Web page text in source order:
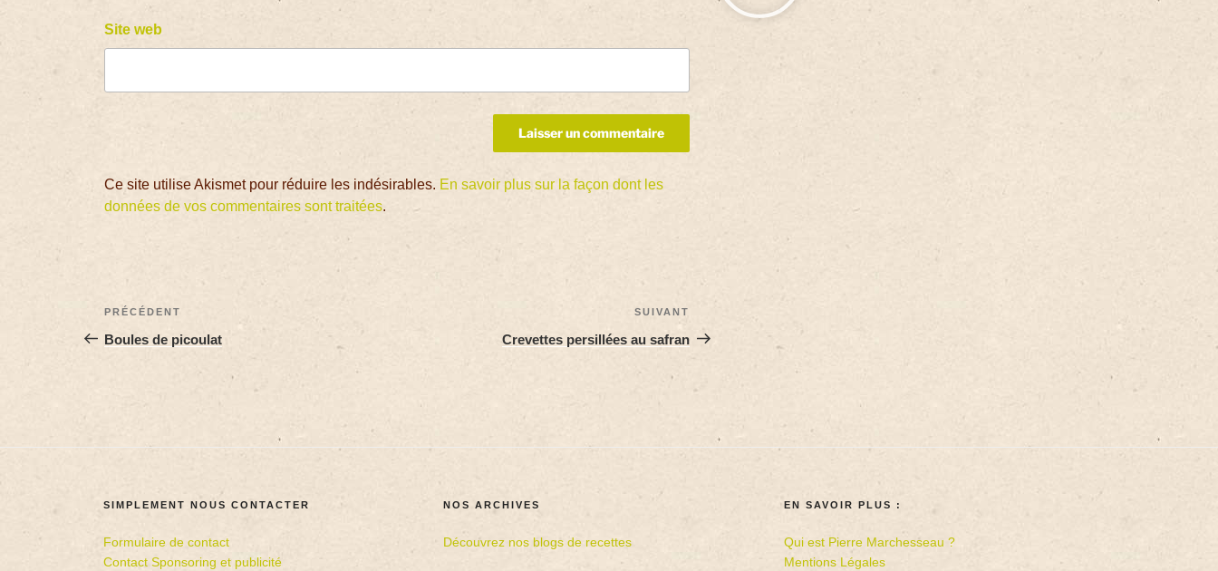
Site web
Ce site utilise Akismet pour réduire les indésirables. En savoir plus sur la façon dont les
données de vos commentaires sont traitées.
PRÉCÉDENT
Boules de picoulat
SUIVANT
Crevettes persillées au safran
SIMPLEMENT NOUS CONTACTER
Formulaire de contact
Contact Sponsoring et publicité
NOS ARCHIVES
Découvrez nos blogs de recettes
EN SAVOIR PLUS :
Qui est Pierre Marchesseau ?
Mentions Légales